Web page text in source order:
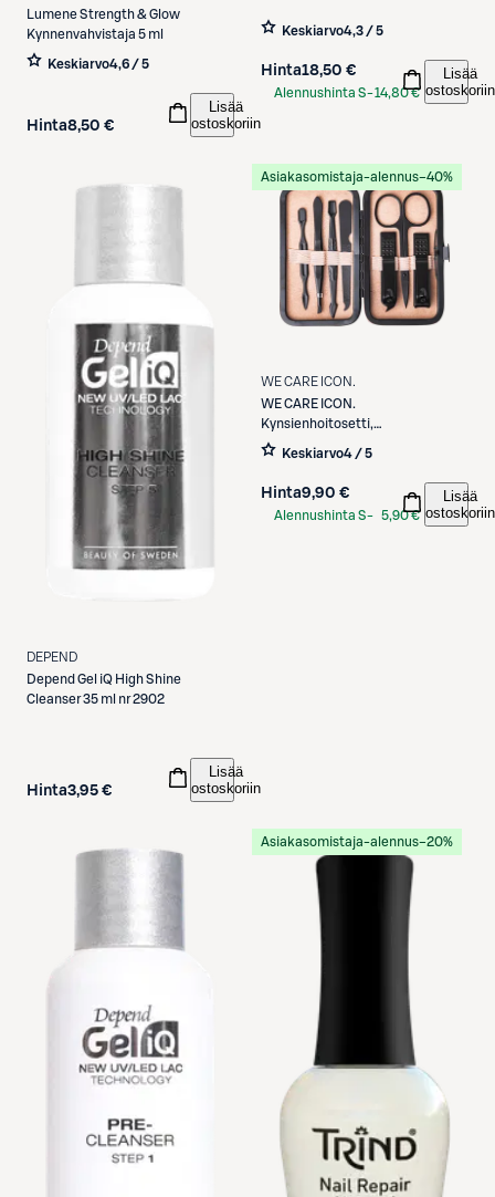
LumeneStrength & Glow
Kynnenvahvistaja 5 ml
Keskiarvo4,6 / 5
Hinta8,50 €
Lisää
ostoskoriin
Keskiarvo4,3 / 5
Hinta18,50 €
Alennushinta S-14,80 €
Lisää
ostoskoriin
DEPEND
Depend Gel iQ High Shine
Cleanser 35 ml nr 2902
Hinta3,95 €
Lisää
ostoskoriin
Asiakasomistaja-alennus−40%
WE CARE ICON.
WE CARE ICON.
Kynsienhoitosetti,
vaaleanpunainen
Keskiarvo4 / 5
Hinta9,90 €
Alennushinta S- 5,90 €
Lisää
ostoskoriin
Asiakasomistaja-alennus−20%